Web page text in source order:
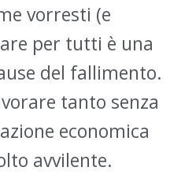
vorresti (e
per tutti è una
del fallimento.
tanto senza
economica
avvilente.